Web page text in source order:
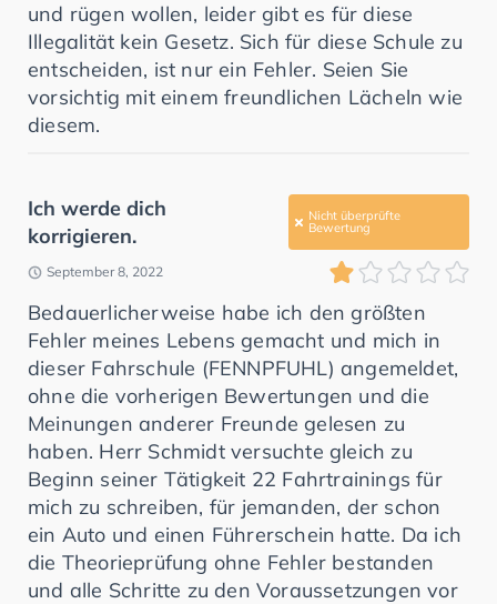
und rügen wollen, leider gibt es für diese
Illegalität kein Gesetz. Sich für diese Schule zu
entscheiden, ist nur ein Fehler. Seien Sie
vorsichtig mit einem freundlichen Lächeln wie
diesem.
Ich werde dich
korrigieren.
Nicht überprüfte
Bewertung
September 8, 2022
Bedauerlicherweise habe ich den größten
Fehler meines Lebens gemacht und mich in
dieser Fahrschule (FENNPFUHL) angemeldet,
ohne die vorherigen Bewertungen und die
Meinungen anderer Freunde gelesen zu
haben. Herr Schmidt versuchte gleich zu
Beginn seiner Tätigkeit 22 Fahrtrainings für
mich zu schreiben, für jemanden, der schon
ein Auto und einen Führerschein hatte. Da ich
die Theorieprüfung ohne Fehler bestanden
und alle Schritte zu den Voraussetzungen vor